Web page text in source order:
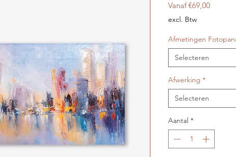
Vanaf€69,00
excl. Btw
Afmetingen
Selecteren
Afwerking *
Selecteren
Aantal *